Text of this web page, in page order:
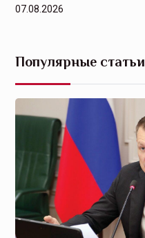
07.08.2026
Популярные статьи